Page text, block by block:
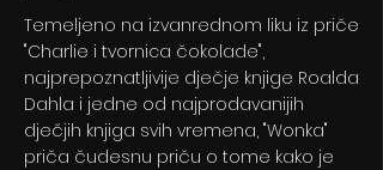
Temeljeno na izvanrednom liku iz priče
"Charlie i tvornica čokolade",
najprepoznatljivije dječje knjige Roalda
Dahla i jedne od najprodavanijih
dječjih knjiga svih vremena, "Wonka"
priča čudesnu priču o tome kako je